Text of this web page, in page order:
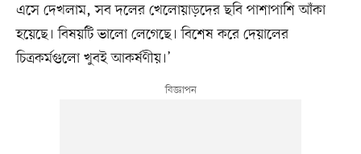
এসে দেখলাম, সব দলের খেলোয়াড়দের ছবি পাশাপাশি আঁকা
হয়েছে। বিষয়টি ভালো লেগেছে। বিশেষ করে দেয়ালের
চিত্রকর্মগুলো খুবই আকর্ষণীয়।’